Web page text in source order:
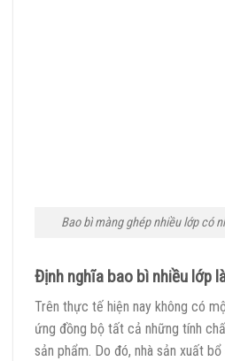
Bao bì màng ghép nhiều lớp có
Định nghĩa bao bì nhiều lớp
Trên thực tế hiện nay không có
ứng đồng bộ tất cả những tính
sản phẩm. Do đó, nhà sản xuất